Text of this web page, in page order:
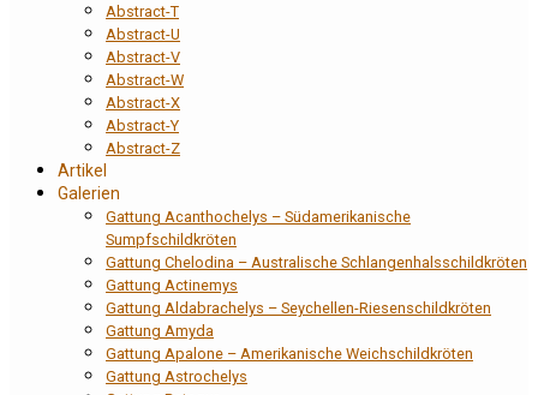
Abstract-T
Abstract-U
Abstract-V
Abstract-W
Abstract-X
Abstract-Y
Abstract-Z
Artikel
Galerien
Gattung Acanthochelys – Südamerikanische
Sumpfschildkröten
Gattung Chelodina – Australische Schlangenhalsschildkröten
Gattung Actinemys
Gattung Aldabrachelys – Seychellen-Riesenschildkröten
Gattung Amyda
Gattung Apalone – Amerikanische Weichschildkröten
Gattung Astrochelys